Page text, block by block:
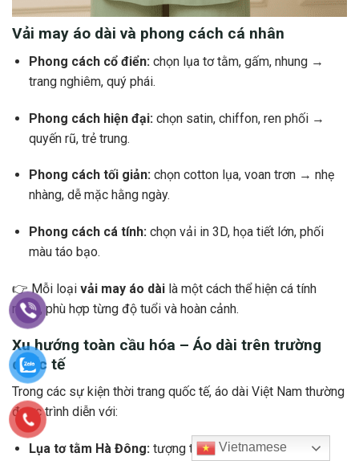
Vải may áo dài và phong cách cá nhân
Phong cách cổ điển:chọn lụa tơ tằm, gấm, nhung →
trang nghiêm, quý phái.
Phong cách hiện đại: chọn satin, chiffon, ren phối →
quyến rũ, trẻ trung.
Phong cách tối giản:chọn cotton lụa, voan trơn → nhẹ
nhàng, dễ mặc hằng ngày.
Phong cách cá tính:chọn vải in 3D, họa tiết lớn, phối
màu táo bạo.
👉 Mỗi loại vải may áo dài là một cách thể hiện cá tính
riêng, phù hợp từng độ tuổi và hoàn cảnh.
Xu hướng toàn cầu hóa – Áo dài trên trường
quốc tế
Trong các sự kiện thời trang quốc tế, áo dài Việt Nam thường
được trình diễn với:
Lụa tơ tằm Hà Đông:tượng trưng cho sự tinh tế.
Vietnamese